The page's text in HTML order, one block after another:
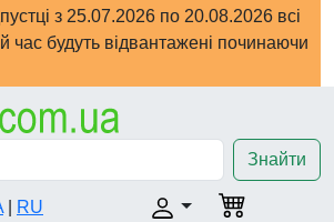
з 25.07.2026 по 20.08.2026 всі
час будуть відвантажені починаючи
Знайти
RU